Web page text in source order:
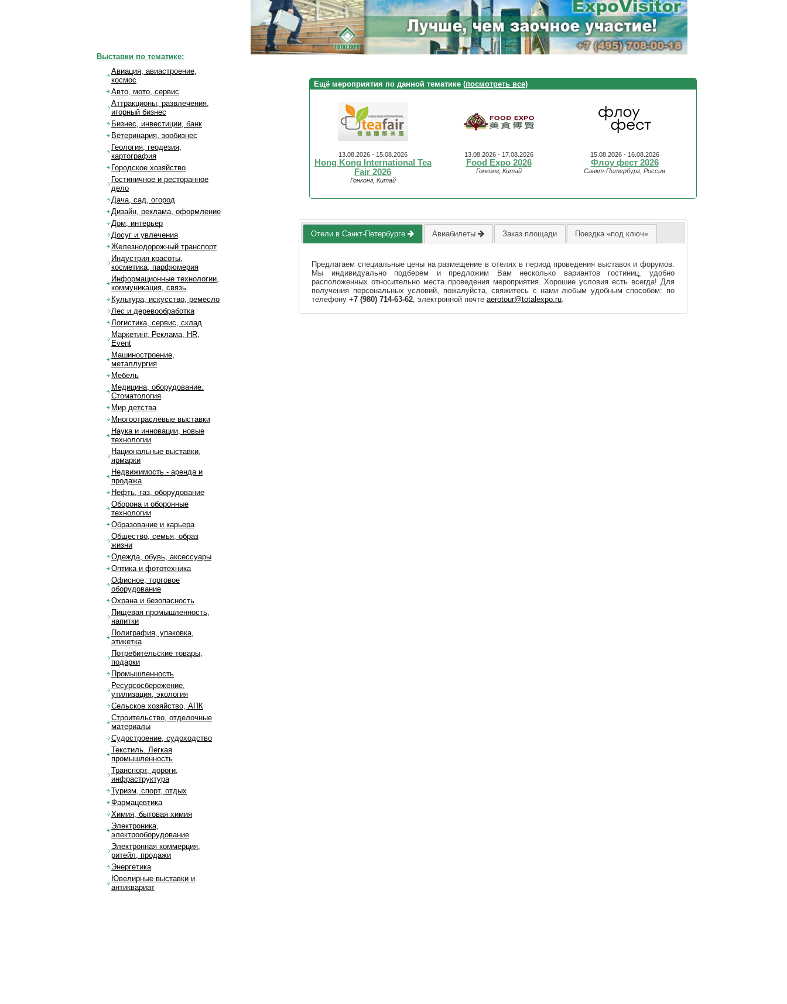
Ещё мероприятия по данной тематике (посмотреть все)
13.08.2026 - 15.08.2026
Hong Kong International Tea
Fair 2026
Гонконг, Китай
13.08.2026 - 17.08.2026
Food Expo 2026
Гонконг, Китай
15.08.2026 - 16.08.2026
Флоу фест 2026
Санкт-Петербург, Россия
Отели в Санкт-Петербурге Авиабилеты Заказ площади Поездка «под ключ»
Предлагаем специальные цены на размещение в отелях в период проведения выставок и форумов.
Мы индивидуально подберем и предложим Вам несколько вариантов гостиниц, удобно
расположенных относительно места проведения мероприятия. Хорошие условия есть всегда! Для
получения персональных условий, пожалуйста, свяжитесь с нами любым удобным способом: по
телефону+7 (980) 714-63-62 , электронной почтеaerotour@totalexpo.ru
Выставки по тематике:
Авиация, авиастроение,
космос
Авто, мото, сервис
Аттракционы, развлечения,
игорный бизнес
Бизнес, инвестиции, банк
Ветеринария, зообизнес
Геология, геодезия,
картография
Городское хозяйство
Гостиничное и ресторанное
дело
Дача, сад, огород
Дизайн, реклама, оформление
Дом, интерьер
Досуг и увлечения
Железнодорожный транспорт
Индустрия красоты,
косметика, парфюмерия
Информационные технологии,
коммуникация, связь
Культура, искусство, ремесло
Лес и деревообработка
Логистика, сервис, склад
Маркетинг, Реклама, HR,
Event
Машиностроение,
металлургия
Мебель
Медицина, оборудование.
Стоматология
Мир детства
Многоотраслевые выставки
Наука и инновации, новые
технологии
Национальные выставки,
ярмарки
Недвижимость - аренда и
продажа
Нефть, газ, оборудование
Оборона и оборонные
технологии
Образование и карьера
Общество, семья, образ
жизни
Одежда, обувь, аксессуары
Оптика и фототехника
Офисное, торговое
оборудование
Охрана и безопасность
Пищевая промышленность,
напитки
Полиграфия, упаковка,
этикетка
Потребительские товары,
подарки
Промышленность
Ресурсосбережение,
утилизация, экология
Сельское хозяйство, АПК
Строительство, отделочные
материалы
Судостроение, судоходство
Текстиль. Легкая
промышленность
Транспорт, дороги,
инфраструктура
Туризм, спорт, отдых
Фармацевтика
Химия, бытовая химия
Электроника,
электрооборудование
Электронная коммерция,
ритейл, продажи
Энергетика
Ювелирные выставки и
антиквариат